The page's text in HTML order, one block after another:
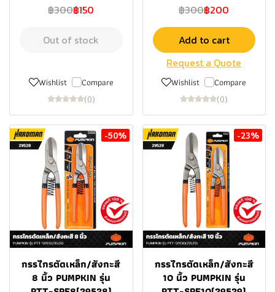
฿300฿150
Out of stock
Wishlist Compare
(0)
฿300฿200
Add to cart
Request a Quote
Wishlist Compare
(0)
-50%
กรรไกรตัดเหล็ก/สังกะสี
8 นิ้ว PUMPKIN รุ่น
-23%
กรรไกรตัดเหล็ก/สังกะสี
10 นิ้ว PUMPKIN รุ่น